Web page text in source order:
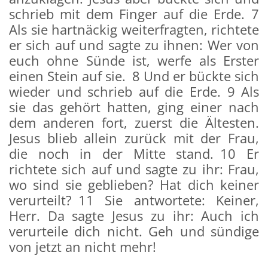
schrieb mit dem Finger auf die Erde. 7
Als sie hartnäckig weiterfragten, richtete
er sich auf und sagte zu ihnen: Wer von
euch ohne Sünde ist, werfe als Erster
einen Stein auf sie. 8 Und er bückte sich
wieder und schrieb auf die Erde. 9 Als
sie das gehört hatten, ging einer nach
dem anderen fort, zuerst die Ältesten.
Jesus blieb allein zurück mit der Frau,
die noch in der Mitte stand. 10 Er
richtete sich auf und sagte zu ihr: Frau,
wo sind sie geblieben? Hat dich keiner
verurteilt? 11 Sie antwortete: Keiner,
Herr. Da sagte Jesus zu ihr: Auch ich
verurteile dich nicht. Geh und sündige
von jetzt an nicht mehr!